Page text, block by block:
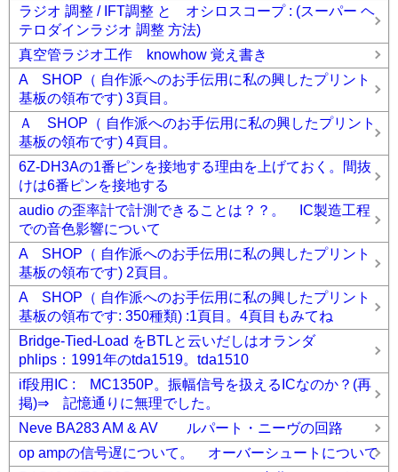
ラジオ 調整 / IFT調整 と オシロスコープ : (スーパー ヘ
テロダインラジオ 調整 方法)
真空管ラジオ工作 knowhow 覚え書き
A SHOP（ 自作派へのお手伝用に私の興したプリント
基板の領布です) 3頁目。
Ａ SHOP（ 自作派へのお手伝用に私の興したプリント
基板の領布です) 4頁目。
6Z-DH3Aの1番ピンを接地する理由を上げておく。間抜
けは6番ピンを接地する
audio の歪率計で計測できることは？？。 IC製造工程
での音色影響について
A SHOP（ 自作派へのお手伝用に私の興したプリント
基板の領布です) 2頁目。
A SHOP（ 自作派へのお手伝用に私の興したプリント
基板の領布です: 350種類) :1頁目。4頁目もみてね
Bridge-Tied-Load をBTLと云いだしはオランダ
phlips：1991年のtda1519。tda1510
if段用IC : MC1350P。振幅信号を扱えるICなのか？(再
掲)⇒ 記憶通りに無理でした。
Neve BA283 AM & AV ルパート・ニーヴの回路
op ampの信号遅について。 オーバーシュートについて